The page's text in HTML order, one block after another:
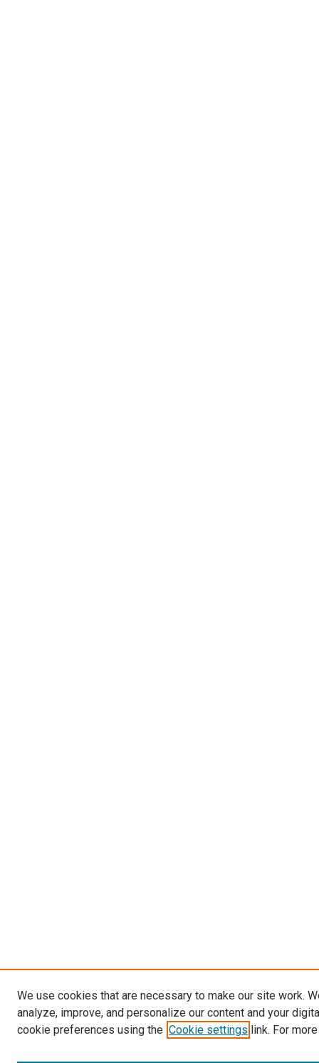
We use cookies that are necessary to make our site work.
analyze, improve, and personalize our content and your
cookie preferences using the Cookie settings link. For